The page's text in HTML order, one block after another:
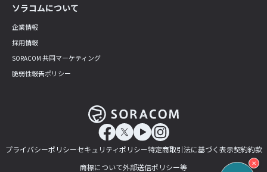
ソラコムについて
企業情報
採用情報
SORACOM 共同マーケティング
脆弱性報告ポリシー
プライバシーポリシーセキュリティポリシー特定商取引法に基づく表示契約約款
商標について外部送信ポリシー等 ✕